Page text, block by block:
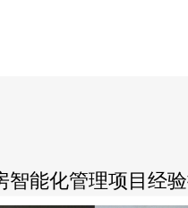
智能化管理项目经